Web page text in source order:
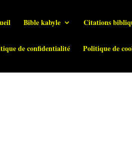
Bible kabyle Citations
de confidentialité Politique de